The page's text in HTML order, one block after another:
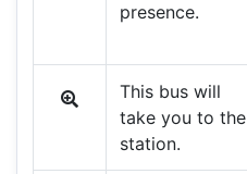
presence.
This bus will
take you to the
station.